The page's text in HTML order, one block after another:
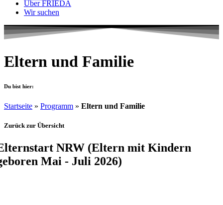
Über FRIEDA
Wir suchen
Eltern und Familie
Du bist hier:
Startseite » Programm » Eltern und Familie
Zurück zur Übersicht
NRW (Eltern mit Kindern
Mai - Juli 2026)